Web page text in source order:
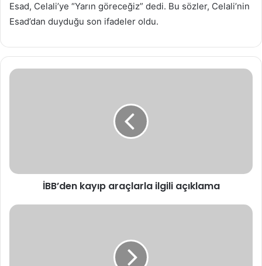
Esad, Celali’ye “Yarın göreceğiz” dedi. Bu sözler, Celali’nin
Esad’dan duyduğu son ifadeler oldu.
İBB’den
İBB’den kayıp araçlarla ilgili açıklama
Isparta,